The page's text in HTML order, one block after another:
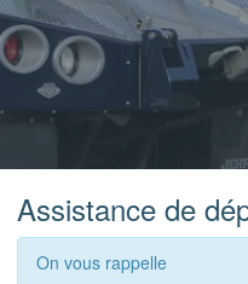
Assistance de
On vous rappelle